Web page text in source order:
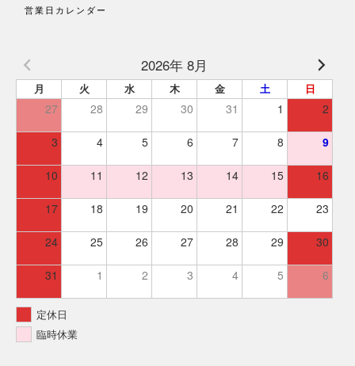
営業日カレンダー
2026年 8月
月 火 水 木 金 土 日
27 28 29 30 31 1 2
3 4 5 6 7 8 9
10 11 12 13 14 15 16
17 18 19 20 21 22 23
24 25 26 27 28 29 30
31 1 2 3 4 5 6
定休日
臨時休業